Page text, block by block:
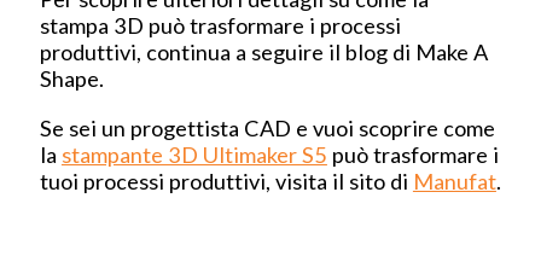
stampa 3D può trasformare i processi
produttivi, continua a seguire il blog di Make A
Shape.
Se sei un progettista CAD e vuoi scoprire come
la stampante 3D Ultimaker S5 può trasformare i
tuoi processi produttivi, visita il sito di Manufat.